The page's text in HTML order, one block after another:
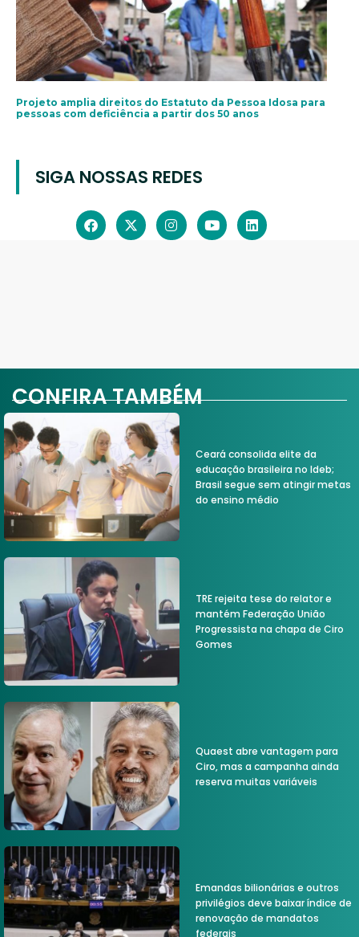
Projeto amplia direitos do Estatuto da Pessoa Idosa para
pessoas com deficiência a partir dos 50 anos
SIGA NOSSAS REDES
CONFIRA TAMBÉM
Ceará consolida elite da
educação brasileira no Ideb;
Brasil segue sem atingir metas
do ensino médio
TRE rejeita tese do relator e
mantém Federação União
Progressista na chapa de Ciro
Gomes
Quaest abre vantagem para
Ciro, mas a campanha ainda
reserva muitas variáveis
Emandas bilionárias e outros
privilégios deve baixar índice de
renovação de mandatos
federais